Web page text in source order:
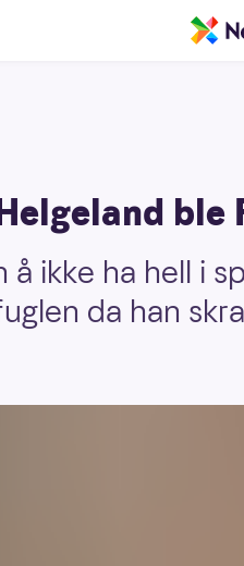
å ikke ha hell i
da han